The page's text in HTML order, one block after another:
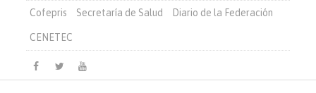
Cofepris Secretaría de Salud Diario de la Federación
CENETEC
Facebook
TwitterYoutube